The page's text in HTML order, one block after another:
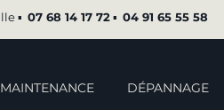
▪︎ 07 68 14 17 72▪︎ 04 91 65 55 58
MAINTENANCE DÉPANNAGE